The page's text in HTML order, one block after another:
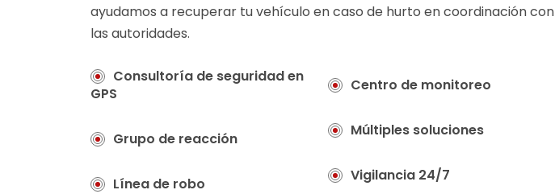
ayudamos a recuperar tu vehículo en caso de hurto en coordinación con
las autoridades.
Consultoría de seguridad en
GPS
Grupo de reacción
Línea de robo
Centro de monitoreo
Múltiples soluciones
Vigilancia 24/7